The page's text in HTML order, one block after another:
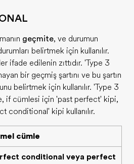
geçmişte, ve durumun
belirtmek için kullanılır.
ifade edilenin zıttıdır. 'Type 3
bir geçmiş şartını ve bu şartın
belirtmek için kullanılır. 'Type 3
if cümlesi için 'past perfect' kipi,
conditional' kipi kullanılır.
cümle
conditional veya perfect